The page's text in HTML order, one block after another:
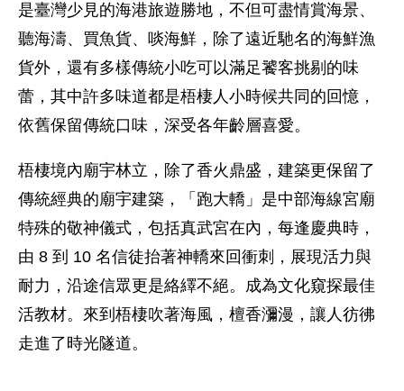
是臺灣少見的海港旅遊勝地，不但可盡情賞海景、
聽海濤、買魚貨、啖海鮮，除了遠近馳名的海鮮漁
貨外，還有多樣傳統小吃可以滿足饕客挑剔的味
蕾，其中許多味道都是梧棲人小時候共同的回憶，
依舊保留傳統口味，深受各年齡層喜愛。
梧棲境內廟宇林立，除了香火鼎盛，建築更保留了
傳統經典的廟宇建築，「跑大轎」是中部海線宮廟
特殊的敬神儀式，包括真武宮在內，每逢慶典時，
由 8 到 10 名信徒抬著神轎來回衝刺，展現活力與
耐力，沿途信眾更是絡繹不絕。成為文化窺探最佳
活教材。來到梧棲吹著海風，檀香瀰漫，讓人彷彿
走進了時光隧道。